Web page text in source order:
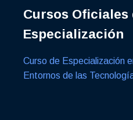
Cursos Oficiales
Especialización
Curso de Especialización
Entornos de las